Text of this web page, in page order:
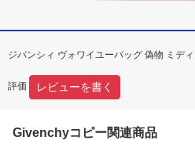
ジバンシィ ヴォワイユーバッグ 偽物 ミデ
評価 レビューを書く
Givenchyコピー関連商品